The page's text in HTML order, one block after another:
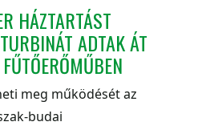
HÁZTARTÁST
ADTAK ÁT
meg működését az
budai